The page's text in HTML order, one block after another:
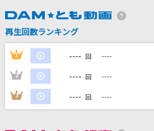
Mrs. GREEN APPLE
カラオケ最新情報をチェック！
再生回数ランキング
1 ---- 回 ----
2 ---- 回 ----
3 ---- 回 ----